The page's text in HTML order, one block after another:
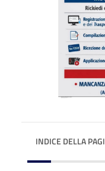
INDICE DELLA